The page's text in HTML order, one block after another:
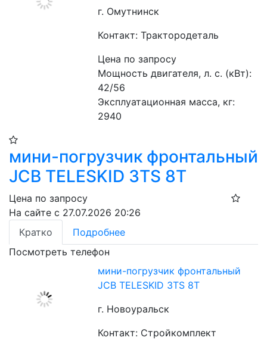
г. Омутнинск
Контакт: Трактородеталь
Цена по запросу
Мощность двигателя, л. с. (кВт):
42/56
Эксплуатационная масса, кг:
2940
мини-погрузчик фронтальный
JCB TELESKID 3TS 8T
Цена по запросу
На сайте с 27.07.2026 20:26
Кратко
Подробнее
Посмотреть телефон
мини-погрузчик фронтальный
JCB TELESKID 3TS 8T
г. Новоуральск
Контакт: Стройкомплект